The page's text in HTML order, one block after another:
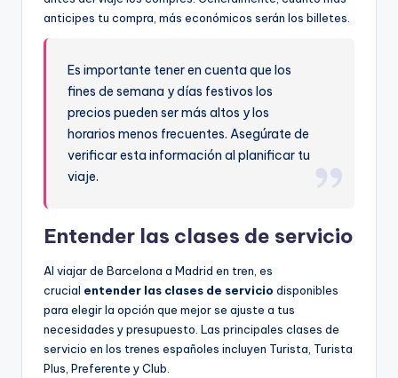
anticipes tu compra, más económicos serán los billetes.
Es importante tener en cuenta que los
fines de semana y días festivos los
precios pueden ser más altos y los
horarios menos frecuentes. Asegúrate de
verificar esta información al planificar tu
viaje.
Entender las clases de servicio
Al viajar de Barcelona a Madrid en tren, es
crucial entender las clases de servicio disponibles
para elegir la opción que mejor se ajuste a tus
necesidades y presupuesto. Las principales clases de
servicio en los trenes españoles incluyen Turista, Turista
Plus, Preferente y Club.